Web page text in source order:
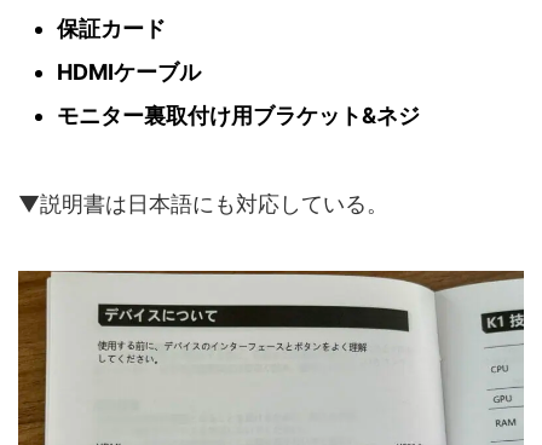
保証カード
HDMIケーブル
モニター裏取付け用ブラケット&ネジ
▼説明書は日本語にも対応している。